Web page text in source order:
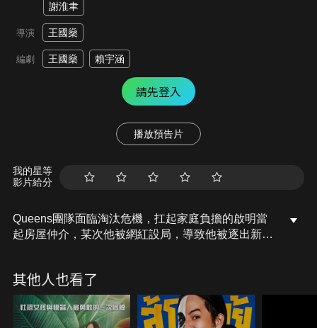
謝淮聿
導演 王國燊
編劇 王國燊 賴宇涵
請先登入
播放預告片
我的星等
影片給分
Queens團隊面臨淘汰危機，扛起家庭負擔的啟明當
起房屋仲介，某次他被網紅設局，導致他被逐出新加
臨水準不足且內憂外患的各種問題，他們必須克服難
關，而啟明也必須化解與兒子間的矛盾，挽救父子關
係。
其他人也看了